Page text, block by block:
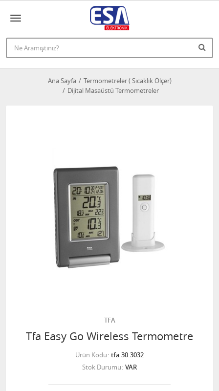
Ana Sayfa
Termometreler ( Sıcaklık Ölçer)
Dijital Masaüstü Termometreler
TFA
Tfa Easy Go Wireless Termometre
Ürün Kodu tfa 30.3032
Stok Durumu VAR